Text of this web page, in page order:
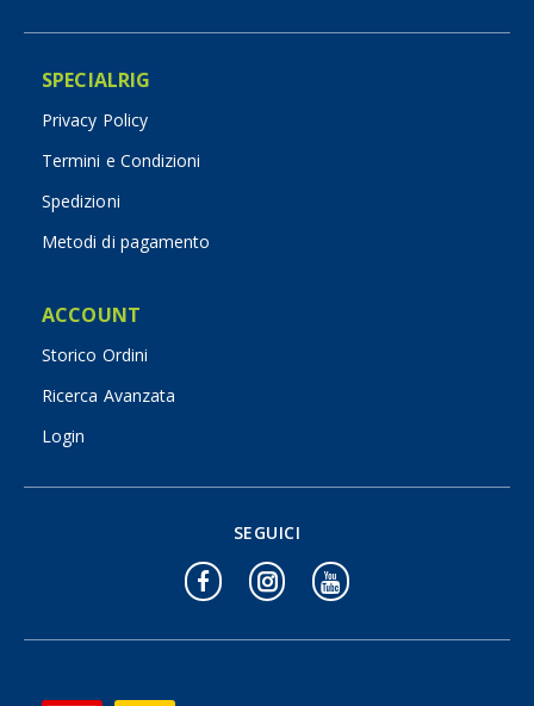
SPECIALRIG
Privacy Policy
Termini e Condizioni
Spedizioni
Metodi di pagamento
ACCOUNT
Storico Ordini
Ricerca Avanzata
Login
SEGUICI